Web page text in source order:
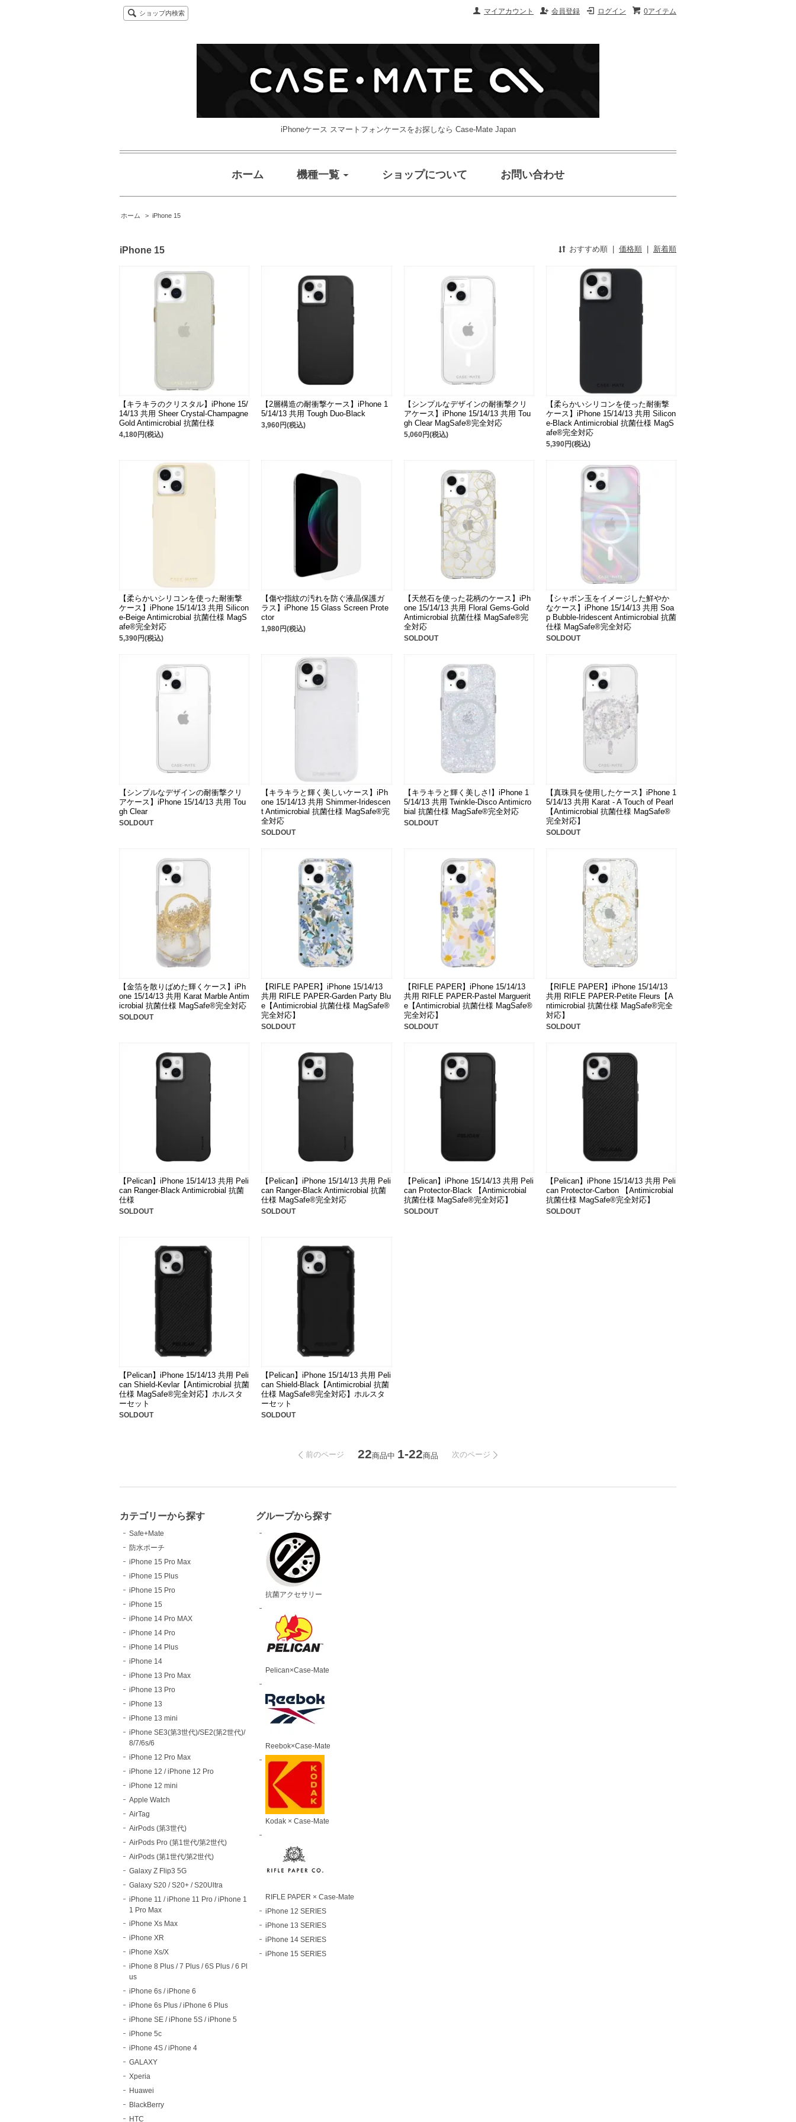
0アイテム
ログイン
会員登録
マイアカウント
ショップ内検索
iPhoneケース スマートフォンケースをお探しなら Case-Mate Japan
ホーム 機種一覧 ショップについて お問い合わせ
ホーム > iPhone 15
iPhone 15 おすすめ順 | 価格順 | 新着順
【キラキラのクリスタル】iPhone 15/
14/13 共用 Sheer Crystal-Champagne
Gold Antimicrobial 抗菌仕様
4,180円(税込)
【2層構造の耐衝撃ケース】iPhone 1
5/14/13 共用 Tough Duo-Black
3,960円(税込)
【シンプルなデザインの耐衝撃クリ
アケース】iPhone 15/14/13 共用 Tou
gh Clear MagSafe®完全対応
5,060円(税込)
【柔らかいシリコンを使った耐衝撃
ケース】iPhone 15/14/13 共用 Silicon
e-Black Antimicrobial 抗菌仕様 MagS
afe®完全対応
5,390円(税込)
【柔らかいシリコンを使った耐衝撃
ケース】iPhone 15/14/13 共用 Silicon
e-Beige Antimicrobial 抗菌仕様 MagS
afe®完全対応
5,390円(税込)
【傷や指紋の汚れを防ぐ液晶保護ガ
ラス】iPhone 15 Glass Screen Prote
ctor
1,980円(税込)
【天然石を使った花柄のケース】iPh
one 15/14/13 共用 Floral Gems-Gold
Antimicrobial 抗菌仕様 MagSafe®完
全対応
SOLDOUT
【シャボン玉をイメージした鮮やか
なケース】iPhone 15/14/13 共用 Soa
p Bubble-Iridescent Antimicrobial 抗菌
仕様 MagSafe®完全対応
SOLDOUT
【シンプルなデザインの耐衝撃クリ
アケース】iPhone 15/14/13 共用 Tou
gh Clear
SOLDOUT
【キラキラと輝く美しいケース】iPh
one 15/14/13 共用 Shimmer-Iridescen
t Antimicrobial 抗菌仕様 MagSafe®完
全対応
SOLDOUT
【キラキラと輝く美しさ!】iPhone 1
5/14/13 共用 Twinkle-Disco Antimicro
bial 抗菌仕様 MagSafe®完全対応
SOLDOUT
【真珠貝を使用したケース】iPhone 1
5/14/13 共用 Karat - A Touch of Pearl
【Antimicrobial 抗菌仕様 MagSafe®
完全対応】
SOLDOUT
【金箔を散りばめた輝くケース】iPh
one 15/14/13 共用 Karat Marble Antim
icrobial 抗菌仕様 MagSafe®完全対応
SOLDOUT
【RIFLE PAPER】iPhone 15/14/13
共用 RIFLE PAPER-Garden Party Blu
e【Antimicrobial 抗菌仕様 MagSafe®
完全対応】
SOLDOUT
【RIFLE PAPER】iPhone 15/14/13
共用 RIFLE PAPER-Pastel Marguerit
e【Antimicrobial 抗菌仕様 MagSafe®
完全対応】
SOLDOUT
【RIFLE PAPER】iPhone 15/14/13
共用 RIFLE PAPER-Petite Fleurs【A
ntimicrobial 抗菌仕様 MagSafe®完全
対応】
SOLDOUT
【Pelican】iPhone 15/14/13 共用 Peli
can Ranger-Black Antimicrobial 抗菌
仕様
SOLDOUT
【Pelican】iPhone 15/14/13 共用 Peli
can Ranger-Black Antimicrobial 抗菌
仕様 MagSafe®完全対応
SOLDOUT
【Pelican】iPhone 15/14/13 共用 Peli
can Protector-Black 【Antimicrobial
抗菌仕様 MagSafe®完全対応】
SOLDOUT
【Pelican】iPhone 15/14/13 共用 Peli
can Protector-Carbon 【Antimicrobial
抗菌仕様 MagSafe®完全対応】
SOLDOUT
【Pelican】iPhone 15/14/13 共用 Peli
can Shield-Kevlar【Antimicrobial 抗菌
仕様 MagSafe®完全対応】ホルスタ
ーセット
SOLDOUT
【Pelican】iPhone 15/14/13 共用 Peli
can Shield-Black【Antimicrobial 抗菌
仕様 MagSafe®完全対応】ホルスタ
ーセット
SOLDOUT
前のページ 22商品中 1-22商品 次のページ
カテゴリーから探す
Safe+Mate
防水ポーチ
iPhone 15 Pro Max
iPhone 15 Plus
iPhone 15 Pro
iPhone 15
iPhone 14 Pro MAX
iPhone 14 Pro
iPhone 14 Plus
iPhone 14
iPhone 13 Pro Max
iPhone 13 Pro
iPhone 13
iPhone 13 mini
iPhone SE3(第3世代)/SE2(第2世代)/
8/7/6s/6
iPhone 12 Pro Max
iPhone 12 / iPhone 12 Pro
iPhone 12 mini
Apple Watch
AirTag
AirPods (第3世代)
AirPods Pro (第1世代/第2世代)
AirPods (第1世代/第2世代)
Galaxy Z Flip3 5G
Galaxy S20 / S20+ / S20Ultra
iPhone 11 / iPhone 11 Pro / iPhone 1
1 Pro Max
iPhone Xs Max
iPhone XR
iPhone Xs/X
iPhone 8 Plus / 7 Plus / 6S Plus / 6 Pl
us
iPhone 6s / iPhone 6
iPhone 6s Plus / iPhone 6 Plus
iPhone SE / iPhone 5S / iPhone 5
iPhone 5c
iPhone 4S / iPhone 4
GALAXY
Xperia
Huawei
BlackBerry
HTC
グループから探す
抗菌アクセサリー
Pelican×Case-Mate
Reebok×Case-Mate
Kodak × Case-Mate
RIFLE PAPER × Case-Mate
iPhone 12 SERIES
iPhone 13 SERIES
iPhone 14 SERIES
iPhone 15 SERIES